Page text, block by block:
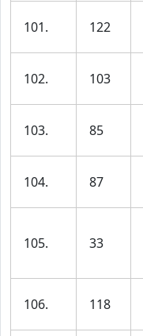
101. 122
102. 103
103. 85
104. 87
105. 33
106. 118